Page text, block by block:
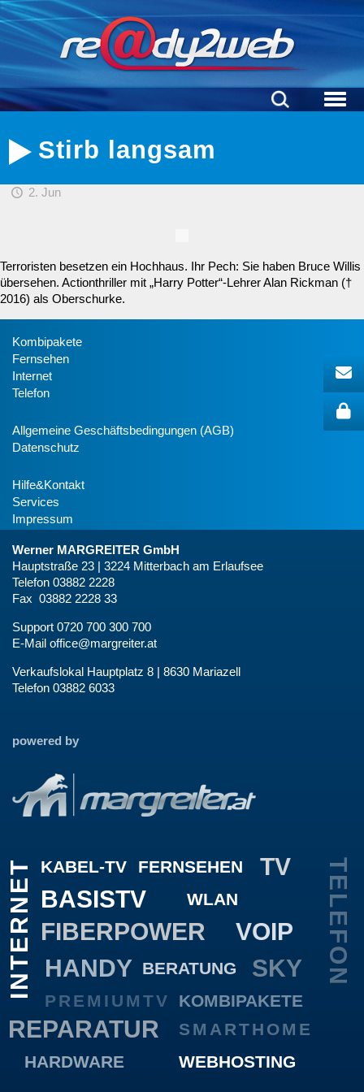
Stirb langsam
2. Jun
Terroristen besetzen ein Hochhaus. Ihr Pech: Sie haben Bruce Willis
übersehen. Actionthriller mit „Harry Potter“-Lehrer Alan Rickman (†
2016) als Oberschurke.
Kombipakete
Fernsehen
Internet
Telefon
Allgemeine Geschäftsbedingungen (AGB)
Datenschutz
Hilfe&Kontakt
Services
Impressum
Werner MARGREITER GmbH
Hauptstraße 23 | 3224 Mitterbach am Erlaufsee
Telefon 03882 2228
Fax 03882 2228 33
Support 0720 700 300 700
E-Mail office@margreiter.at
Verkaufslokal Hauptplatz 8 | 8630 Mariazell
Telefon 03882 6033
powered by
KABEL-TV
INTERNET TELEFON
FERNSEHEN
TV
BASISTV
PREMIUMTV
SKY
WLAN
WEBHOSTING
FIBERPOWER VOIP
BERATUNG
REPARATUR
HANDY
HARDWARE
SMARTHOME
KOMBIPAKETE